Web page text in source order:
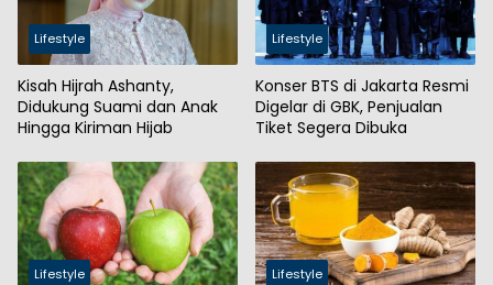
Lifestyle
Kisah Hijrah Ashanty,
Didukung Suami dan Anak
Hingga Kiriman Hijab
Lifestyle
Konser BTS di Jakarta Resmi
Digelar di GBK, Penjualan
Tiket Segera Dibuka
Lifestyle Lifestyle